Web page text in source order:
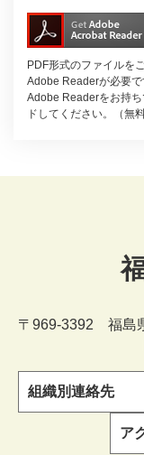
PDF形式のファイルを
Adobe Readerが必要で
Adobe Readerをお持
ドしてください。（無料
〒969-3392 福島
組織別連絡先
ア